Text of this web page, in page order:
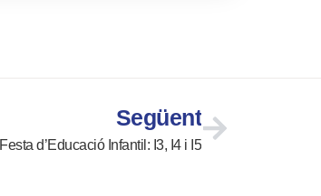
Següent
Festa d’Educació Infantil: I3, I4 i I5